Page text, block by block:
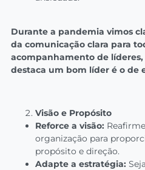
Durante a pandemia vimos
da comunicação clara para
acompanhamento de
destaca um bom líder é o de
Visão e Propósito
Reforce a visão:
organização para
propósito e direção.
Adapte a estratégia: